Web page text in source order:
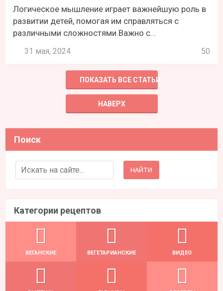
Логическое мышление играет важнейшую роль в
развитии детей, помогая им справляться с
различными сложностями.Важно с...
31 мая, 2024 50
ПОКАЗАТЬ ВСЕ СТАТЬИ
НАВЕРХ
Поиск
Search for:
Категории рецептов
ВЕГАНСКИЕ ВЕГЕТАРИАНСКИЕ ВИДЕО